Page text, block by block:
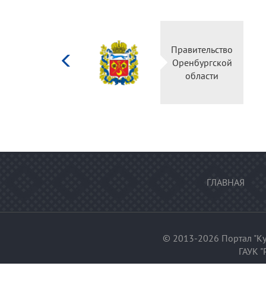
Правительство
Оренбургской
области
ГЛАВНАЯ
© 2013-2026 Портал
ГАУК